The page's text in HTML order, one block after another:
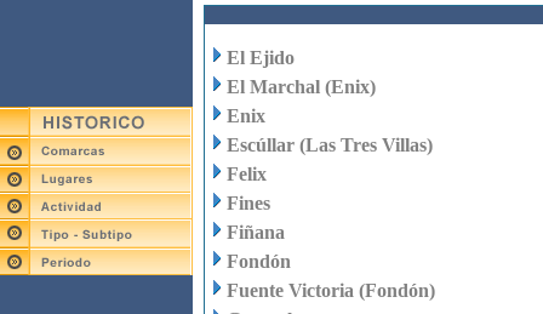
El Ejido
El Marchal (Enix)
Enix
Escúllar (Las Tres Villas)
Felix
Fines
Fiñana
Fondón
Fuente Victoria (Fondón)